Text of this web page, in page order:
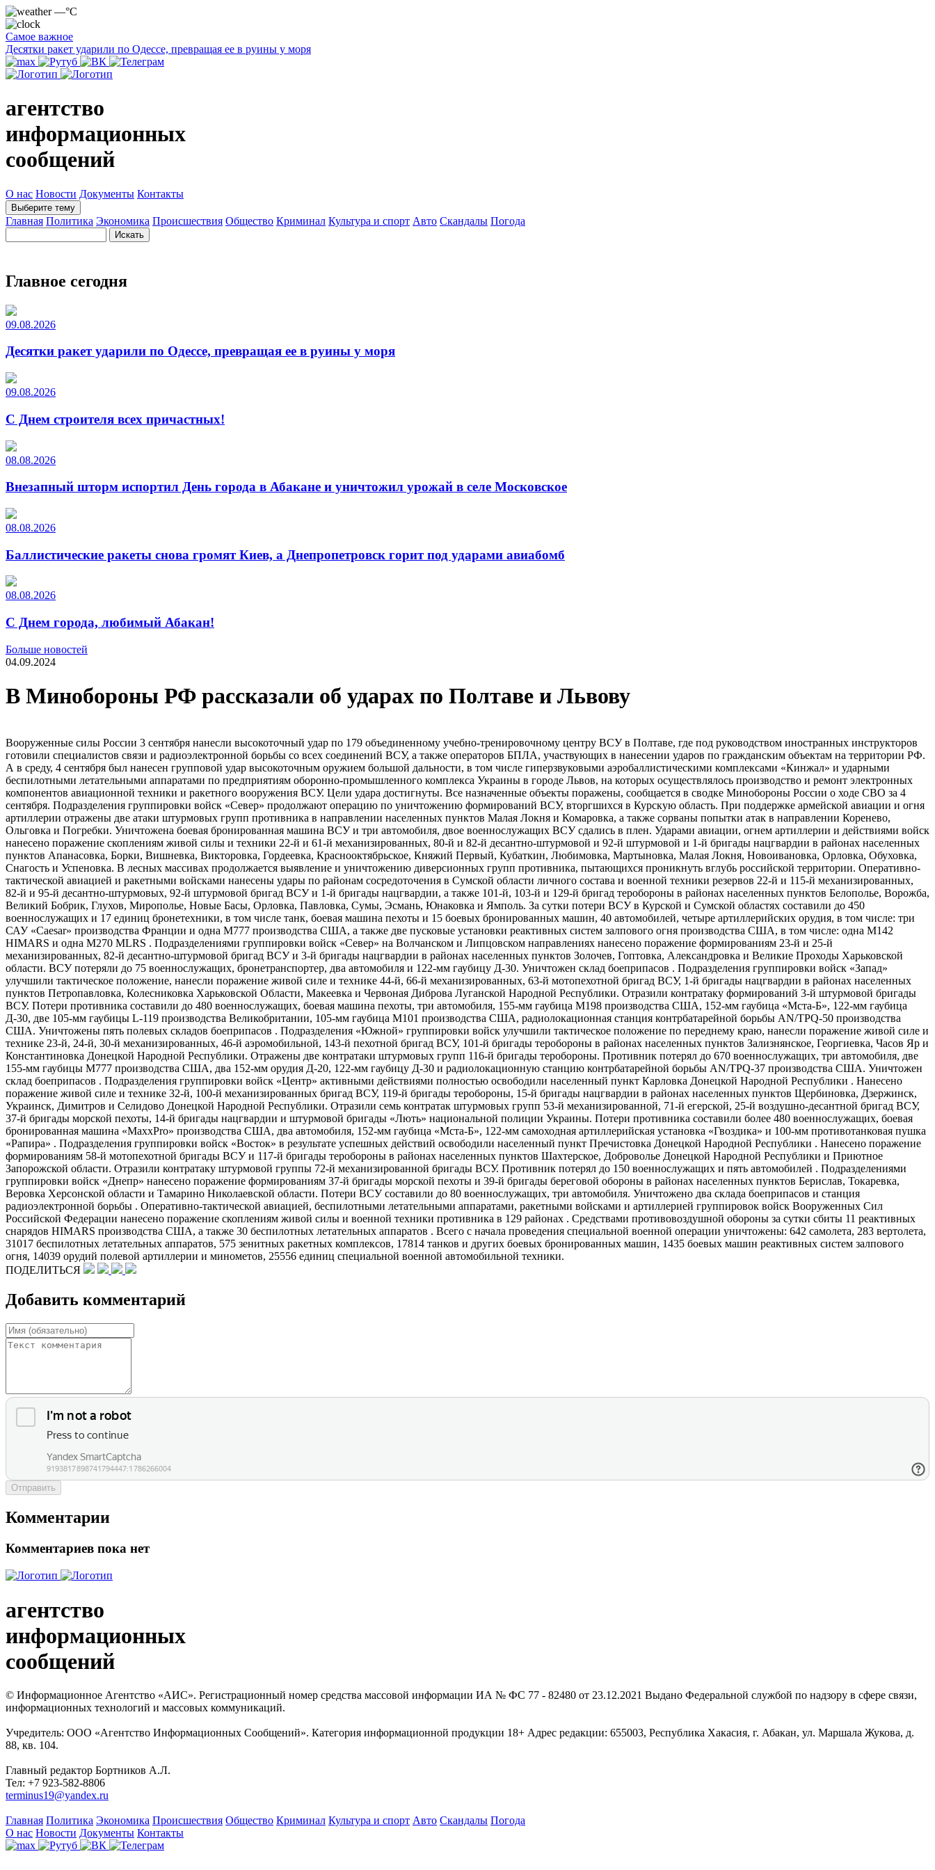
—°C
Самое важное
Десятки ракет ударили по Одессе, превращая ее в руины у моря
агентство
информационных
сообщений
О нас Новости Документы Контакты
Выберите тему
Главная Политика Экономика Происшествия Общество Криминал Культура и спорт Авто Скандалы Погода
Главное сегодня
09.08.2026
Десятки ракет ударили по Одессе, превращая ее в руины у моря
09.08.2026
С Днем строителя всех причастных!
08.08.2026
Внезапный шторм испортил День города в Абакане и уничтожил урожай в селе Московское
08.08.2026
Баллистические ракеты снова громят Киев, а Днепропетровск горит под ударами авиабомб
08.08.2026
С Днем города, любимый Абакан!
Больше новостей
04.09.2024
В Минобороны РФ рассказали об ударах по Полтаве и Львову
Вооруженные силы России 3 сентября нанесли высокоточный удар по 179 объединенному учебно-​тренировочному центру ВСУ в Полтаве, где под руководством иностранных инструкторов
готовили специалистов связи и радиоэлектронной борьбы со всех соединений ВСУ, а также операторов БПЛА, участвующих в нанесении ударов по гражданским объектам на территории РФ.
А в среду, 4 сентября был нанесен групповой удар высокоточным оружием большой дальности, в том числе гиперзвуковыми аэробаллистическими комплексами «Кинжал» и ударными
беспилотными летательными аппаратами по предприятиям оборонно-​промышленного комплекса Украины в городе Львов, на которых осуществлялось производство и ремонт электронных
компонентов авиационной техники и ракетного вооружения ВСУ. Цели удара достигнуты. Все назначенные объекты поражены, сообщается в сводке Минобороны России о ходе СВО за 4
сентября. Подразделения группировки войск «Север» продолжают операцию по уничтожению формирований ВСУ, вторгшихся в Курскую область. При поддержке армейской авиации и огня
артиллерии отражены две атаки штурмовых групп противника в направлении населенных пунктов Малая Локня и Комаровка, а также сорваны попытки атак в направлении Коренево,
Ольговка и Погребки. Уничтожена боевая бронированная машина ВСУ и три автомобиля, двое военнослужащих ВСУ сдались в плен. Ударами авиации, огнем артиллерии и действиями войск
нанесено поражение скоплениям живой силы и техники 22-й и 61-й механизированных, 80-й и 82-й десантно-​штурмовой и 92-й штурмовой и 1-й бригады нацгвардии в районах населенных
пунктов Апанасовка, Борки, Вишневка, Викторовка, Гордеевка, Краснооктябрьское, Княжий Первый, Кубаткин, Любимовка, Мартыновка, Малая Локня, Новоивановка, Орловка, Обуховка,
Снагость и Успеновка. В лесных массивах продолжается выявление и уничтожению диверсионных групп противника, пытающихся проникнуть вглубь российской территории. Оперативно-​
тактической авиацией и ракетными войсками нанесены удары по районам сосредоточения в Сумской области личного состава и военной техники резервов 22-й и 115-й механизированных,
82-й и 95-й десантно-​штурмовых, 92-й штурмовой бригад ВСУ и 1-й бригады нацгвардии, а также 101-й, 103-й и 129-й бригад теробороны в районах населенных пунктов Белополье, Ворожба,
Великий Бобрик, Глухов, Мирополье, Новые Басы, Орловка, Павловка, Сумы, Эсмань, Юнаковка и Ямполь. За сутки потери ВСУ в Курской и Сумской областях составили до 450
военнослужащих и 17 единиц бронетехники, в том числе танк, боевая машина пехоты и 15 боевых бронированных машин, 40 автомобилей, четыре артиллерийских орудия, в том числе: три
САУ «Caesar» производства Франции и одна М777 производства США, а также две пусковые установки реактивных систем залпового огня производства США, в том числе: одна M142
HIMARS и одна M270 MLRS . Подразделениями группировки войск «Север» на Волчанском и Липцовском направлениях нанесено поражение формированиям 23-й и 25-й
механизированных, 82-й десантно-​штурмовой бригад ВСУ и 3-й бригады нацгвардии в районах населенных пунктов Золочев, Гоптовка, Александровка и Великие Проходы Харьковской
области. ВСУ потеряли до 75 военнослужащих, бронетранспортер, два автомобиля и 122-мм гаубицу Д-30. Уничтожен склад боеприпасов . Подразделения группировки войск «Запад»
улучшили тактическое положение, нанесли поражение живой силе и технике 44-й, 66-й механизированных, 63-й мотопехотной бригад ВСУ, 1-й бригады нацгвардии в районах населенных
пунктов Петропавловка, Колесниковка Харьковской Области, Макеевка и Червоная Диброва Луганской Народной Республики. Отразили контратаку формирований 3-й штурмовой бригады
ВСУ. Потери противника составили до 480 военнослужащих, боевая машина пехоты, три автомобиля, 155-мм гаубица М198 производства США, 152-мм гаубица «Мста-​Б», 122-мм гаубица
Д-30, две 105-мм гаубицы L-119 производства Великобритании, 105-мм гаубица М101 производства США, радиолокационная станция контрбатарейной борьбы AN/TPQ-50 производства
США. Уничтожены пять полевых складов боеприпасов . Подразделения «Южной» группировки войск улучшили тактическое положение по переднему краю, нанесли поражение живой силе и
технике 23-й, 24-й, 30-й механизированных, 46-й аэромобильной, 143-й пехотной бригад ВСУ, 101-й бригады теробороны в районах населенных пунктов Зализнянское, Георгиевка, Часов Яр и
Константиновка Донецкой Народной Республики. Отражены две контратаки штурмовых групп 116-й бригады теробороны. Противник потерял до 670 военнослужащих, три автомобиля, две
155-мм гаубицы М777 производства США, два 152-мм орудия Д-20, 122-мм гаубицу Д-30 и радиолокационную станцию контрбатарейной борьбы AN/TPQ-37 производства США. Уничтожен
склад боеприпасов . Подразделения группировки войск «Центр» активными действиями полностью освободили населенный пункт Карловка Донецкой Народной Республики . Нанесено
поражение живой силе и технике 32-й, 100-й механизированных бригад ВСУ, 119-й бригады теробороны, 15-й бригады нацгвардии в районах населенных пунктов Щербиновка, Дзержинск,
Украинск, Димитров и Селидово Донецкой Народной Республики. Отразили семь контратак штурмовых групп 53-й механизированной, 71-й егерской, 25-й воздушно-​десантной бригад ВСУ,
37-й бригады морской пехоты, 14-й бригады нацгвардии и штурмовой бригады «Лють» национальной полиции Украины. Потери противника составили более 480 военнослужащих, боевая
бронированная машина «MaxxPro» производства США, два автомобиля, 152-мм гаубица «Мста-​Б», 122-мм самоходная артиллерийская установка «Гвоздика» и 100-мм противотанковая пушка
«Рапира» . Подразделения группировки войск «Восток» в результате успешных действий освободили населенный пункт Пречистовка Донецкой Народной Республики . Нанесено поражение
формированиям 58-й мотопехотной бригады ВСУ и 117-й бригады теробороны в районах населенных пунктов Шахтерское, Доброволье Донецкой Народной Республики и Приютное
Запорожской области. Отразили контратаку штурмовой группы 72-й механизированной бригады ВСУ. Противник потерял до 150 военнослужащих и пять автомобилей . Подразделениями
группировки войск «Днепр» нанесено поражение формированиям 37-й бригады морской пехоты и 39-й бригады береговой обороны в районах населенных пунктов Берислав, Токаревка,
Веровка Херсонской области и Тамарино Николаевской области. Потери ВСУ составили до 80 военнослужащих, три автомобиля. Уничтожено два склада боеприпасов и станция
радиоэлектронной борьбы . Оперативно-​тактической авиацией, беспилотными летательными аппаратами, ракетными войсками и артиллерией группировок войск Вооруженных Сил
Российской Федерации нанесено поражение скоплениям живой силы и военной техники противника в 129 районах . Средствами противовоздушной обороны за сутки сбиты 11 реактивных
снарядов HIMARS производства США, а также 30 беспилотных летательных аппаратов . Всего с начала проведения специальной военной операции уничтожены: 642 самолета, 283 вертолета,
31017 беспилотных летательных аппаратов, 575 зенитных ракетных комплексов, 17814 танков и других боевых бронированных машин, 1435 боевых машин реактивных систем залпового
огня, 14039 орудий полевой артиллерии и минометов, 25556 единиц специальной военной автомобильной техники.
ПОДЕЛИТЬСЯ
Добавить комментарий
Отправить
Комментарии
Комментариев пока нет
агентство
информационных
сообщений
© Информационное Агентство «АИС». Регистрационный номер средства массовой информации ИА № ФС 77 - 82480 от 23.12.2021 Выдано Федеральной службой по надзору в сфере связи,
информационных технологий и массовых коммуникаций.
Учредитель: ООО «Агентство Информационных Сообщений». Категория информационной продукции 18+ Адрес редакции: 655003, Республика Хакасия, г. Абакан, ул. Маршала Жукова, д.
88, кв. 104.
Главный редактор Бортников А.Л.
Тел: +7 923-582-8806
terminus19@yandex.ru
Главная Политика Экономика Происшествия Общество Криминал Культура и спорт Авто Скандалы Погода
О нас Новости Документы Контакты